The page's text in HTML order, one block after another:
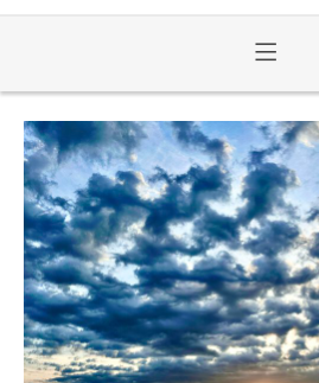
≡
Inhalt
wechseln